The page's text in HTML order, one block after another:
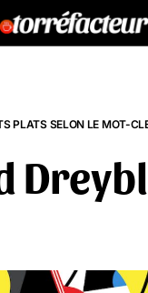
PLATS SELON LE MOT-